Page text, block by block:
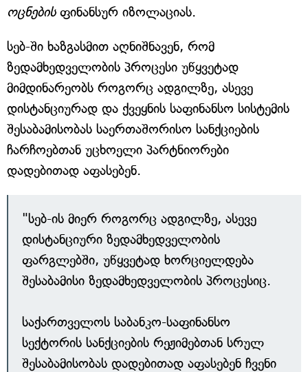
ოცნების ფინანსურ იზოლაციას.
სებ-ში ხაზგასმით აღნიშნავენ, რომ
ზედამხედველობის პროცესი უწყვეტად
მიმდინარეობს როგორც ადგილზე, ასევე
დისტანციურად და ქვეყნის საფინანსო სისტემის
შესაბამისობას საერთაშორისო სანქციების
ჩარჩოებთან უცხოელი პარტნიორები
დადებითად აფასებენ.
"სებ-ის მიერ როგორც ადგილზე, ასევე
დისტანციური ზედამხედველობის
ფარგლებში, უწყვეტად ხორციელდება
შესაბამისი ზედამხედველობის პროცესიც.
საქართველოს საბანკო-საფინანსო
სექტორის სანქციების რეჟიმებთან სრულ
შესაბამისობას დადებითად აფასებენ ჩვენი